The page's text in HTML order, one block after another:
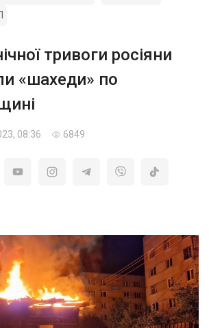
тривоги росіяни
«шахеди» по
08:36 6849